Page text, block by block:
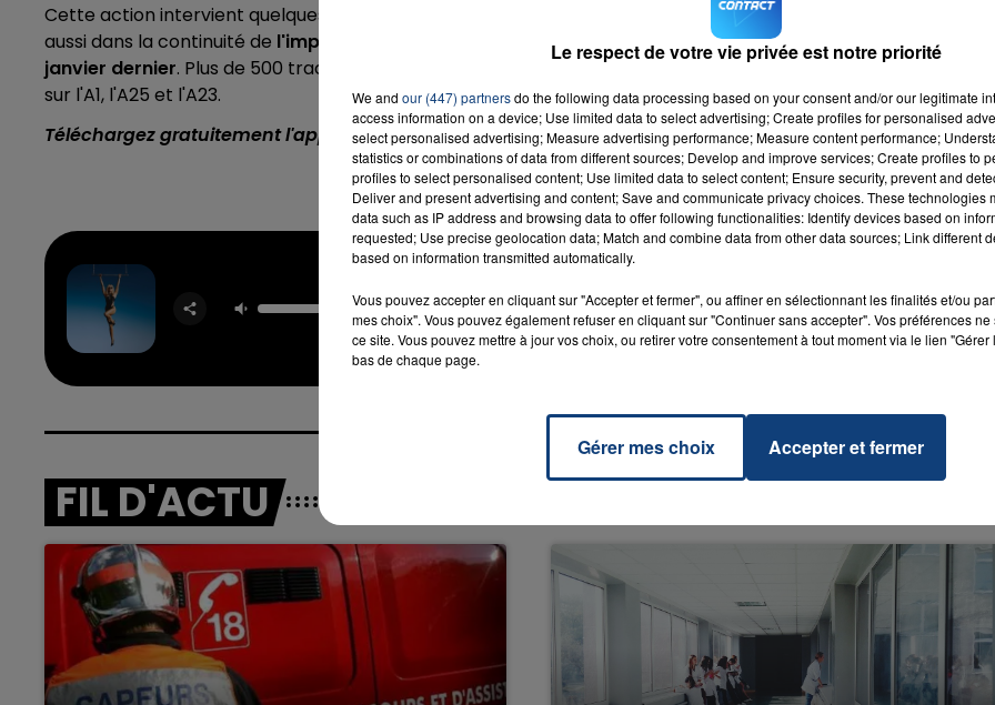
Cette action intervient quelques jours après celles menées dans les secteurs d'Arras et Saint-Omer. Elle est
aussi dans la continuité de l'important rassemblement qui avait eu lieu devant la préfecture de Lille, le 22
janvier dernier. Plus de 500 tracteurs s'étaient rassemblés dans le centre-ville après des opérations escargot
sur l'A1, l'A25 et l'A23.
Téléchargez gratuitement l'application Contact FM sur
et
Flowers
MILEY CYRUS
RADIO CONTACT
FIL D'ACTU
Le respect de votre vie privée est notre priorité
We and our (447) partnersdo the following data processing based on your consent and/or our legitimate
access information on a device; Use limited data to select advertising; Create profiles for personalised
select personalised advertising; Measure advertising performance; Measure content performance;
statistics or combinations of data from different sources; Develop and improve services; Create profiles to
profiles to select personalised content; Use limited data to select content; Ensure security, prevent and
Deliver and present advertising and content; Save and communicate privacy choices. These technologies
data such as IP address and browsing data to offer following functionalities: Identify devices based on
requested; Use precise geolocation data; Match and combine data from other data sources; Link different
based on information transmitted automatically.
Vous pouvez accepter en cliquant sur "Accepter et fermer", ou affiner en sélectionnant les finalités et/ou
mes choix". Vous pouvez également refuser en cliquant sur "Continuer sans accepter". Vos préférences
ce site. Vous pouvez mettre à jour vos choix, ou retirer votre consentement à tout moment via le lien
bas de chaque page.
Gérer mes choix Accepter et fermer